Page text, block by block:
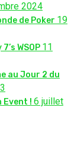
2024
de Poker 19
WSOP 11
au Jour 2 du
Event ! 6 juillet